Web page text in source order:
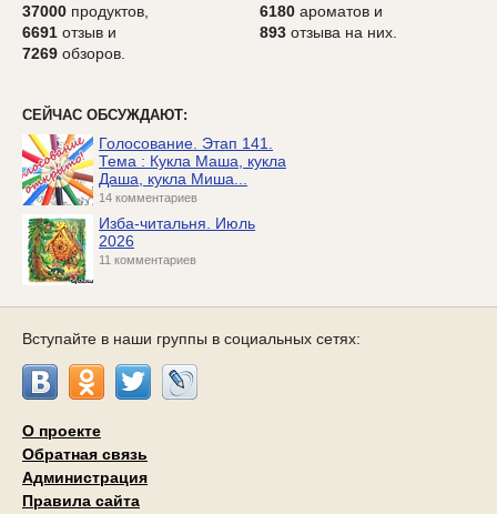
37000 продуктов,
6691 отзыв и
7269 обзоров.
6180 ароматов и
893 отзыва на них.
СЕЙЧАС ОБСУЖДАЮТ:
Голосование. Этап 141.
Тема : Кукла Маша, кукла
Даша, кукла Миша...
14 комментариев
Изба-читальня. Июль
2026
11 комментариев
Вступайте в наши группы в социальных сетях:
О проекте
Обратная связь
Администрация
Правила сайта